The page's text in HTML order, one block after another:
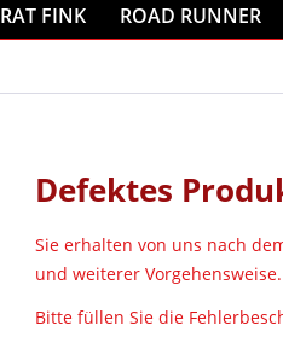
RAT FINK ROAD RUNNER
Defektes
Sie erhalten von uns nach
und weiterer Vorgehensweise.
Bitte füllen Sie die